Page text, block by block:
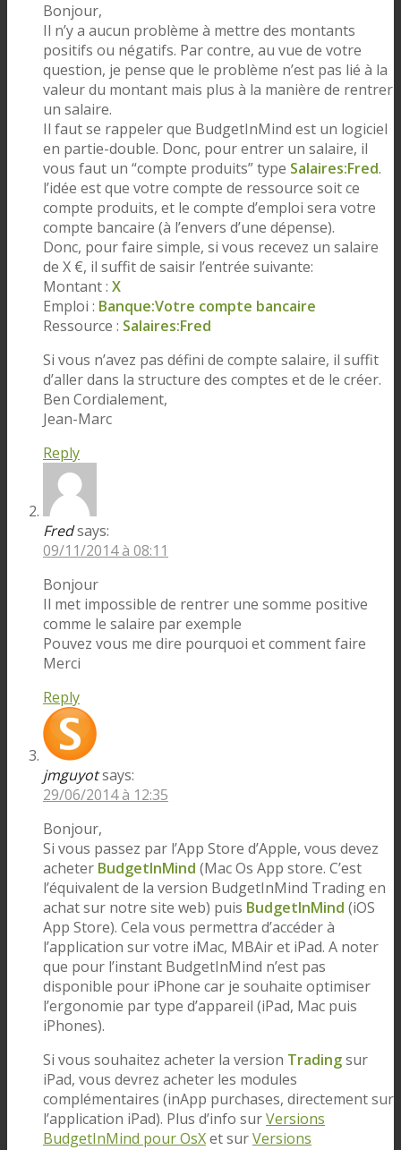
Bonjour,
Il n’y a aucun problème à mettre des montants
positifs ou négatifs. Par contre, au vue de votre
question, je pense que le problème n’est pas lié à la
valeur du montant mais plus à la manière de rentrer
un salaire.
Il faut se rappeler que BudgetInMind est un logiciel
en partie-double. Donc, pour entrer un salaire, il
vous faut un “compte produits” type Salaires:Fred.
l’idée est que votre compte de ressource soit ce
compte produits, et le compte d’emploi sera votre
compte bancaire (à l’envers d’une dépense).
Donc, pour faire simple, si vous recevez un salaire
de X €, il suffit de saisir l’entrée suivante:
Montant : X
Emploi : Banque:Votre compte bancaire
Ressource : Salaires:Fred
Si vous n’avez pas défini de compte salaire, il suffit
d’aller dans la structure des comptes et de le créer.
Ben Cordialement,
Jean-Marc
Reply
Fredsays:
09/11/2014 à 08:11
Bonjour
Il met impossible de rentrer une somme positive
comme le salaire par exemple
Pouvez vous me dire pourquoi et comment faire
Merci
Reply
jmguyotsays:
29/06/2014 à 12:35
Bonjour,
Si vous passez par l’App Store d’Apple, vous devez
acheter BudgetInMind (Mac Os App store. C’est
l’équivalent de la version BudgetInMind Trading en
achat sur notre site web) puis BudgetInMind (iOS
App Store). Cela vous permettra d’accéder à
l’application sur votre iMac, MBAir et iPad. A noter
que pour l’instant BudgetInMind n’est pas
disponible pour iPhone car je souhaite optimiser
l’ergonomie par type d’appareil (iPad, Mac puis
iPhones).
Si vous souhaitez acheter la version Tradingsur
iPad, vous devrez acheter les modules
complémentaires (inApp purchases, directement sur
l’application iPad). Plus d’info surVersions
BudgetInMind pour OsXet surVersions